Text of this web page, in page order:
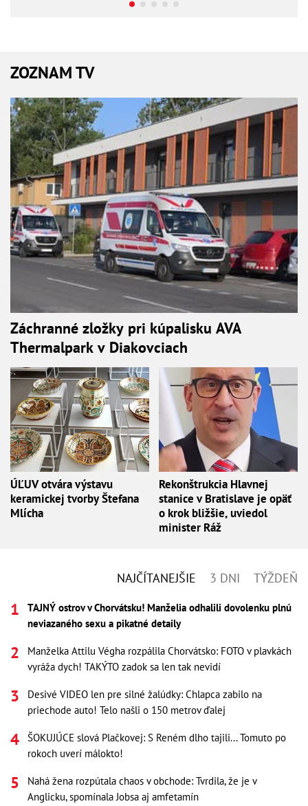
ZOZNAM TV
Záchranné zložky pri kúpalisku AVA
Thermalpark v Diakovciach
ÚĽUV otvára výstavu
keramickej tvorby Štefana
Mlícha
Rekonštrukcia Hlavnej
stanice v Bratislave je opäť
o krok bližšie, uviedol
minister Ráž
NAJČÍTANEJŠIE 3 DNI TÝŽDEŇ
TAJNÝ ostrov v Chorvátsku! Manželia odhalili dovolenku plnú
neviazaného sexu a pikatné detaily
Manželka Attilu Végha rozpálila Chorvátsko: FOTO v plavkách
vyráža dych! TAKÝTO zadok sa len tak nevidí
Desivé VIDEO len pre silné žalúdky: Chlapca zabilo na
priechode auto! Telo našli o 150 metrov ďalej
ŠOKUJÚCE slová Plačkovej: S Reném dlho tajili... Tomuto po
rokoch uverí málokto!
Nahá žena rozpútala chaos v obchode: Tvrdila, že je v
Anglicku, spomínala Jobsa aj amfetamín